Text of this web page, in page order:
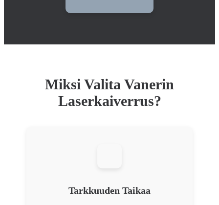
Miksi Valita Vanerin
Laserkaiverrus?
Tarkkuuden Taikaa